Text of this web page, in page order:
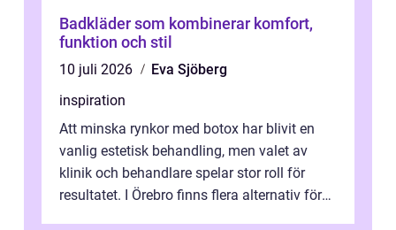
Badkläder som kombinerar komfort,
funktion och stil
10 juli 2026
Eva Sjöberg
inspiration
Att minska rynkor med botox har blivit en
vanlig estetisk behandling, men valet av
klinik och behandlare spelar stor roll för
resultatet. I Örebro finns flera alternativ för